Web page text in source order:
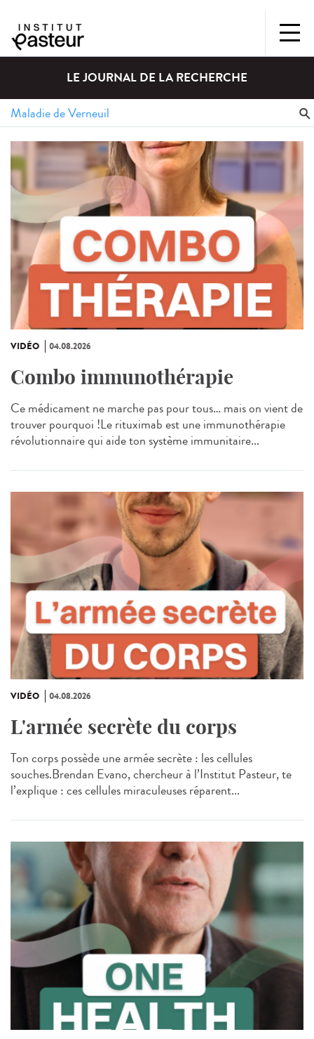
LE JOURNAL DE LA RECHERCHE
VIDÉO 04.08.2026
Combo immunothérapie
Ce médicament ne marche pas pour tous… mais on vient de
trouver pourquoi !Le rituximab est une immunothérapie
révolutionnaire qui aide ton système immunitaire...
VIDÉO 04.08.2026
L'armée secrète du corps
Ton corps possède une armée secrète : les cellules
souches.Brendan Evano, chercheur à l’Institut Pasteur, te
l’explique : ces cellules miraculeuses réparent...